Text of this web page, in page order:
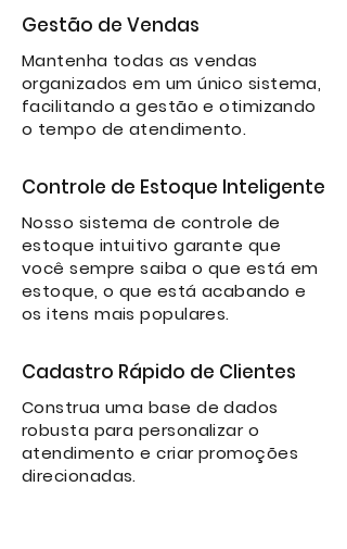
Gestão de Vendas
Mantenha todas as vendas
organizados em um único sistema,
facilitando a gestão e otimizando
o tempo de atendimento.
Controle de Estoque Inteligente
Nosso sistema de controle de
estoque intuitivo garante que
você sempre saiba o que está em
estoque, o que está acabando e
os itens mais populares.
Cadastro Rápido de Clientes
Construa uma base de dados
robusta para personalizar o
atendimento e criar promoções
direcionadas.